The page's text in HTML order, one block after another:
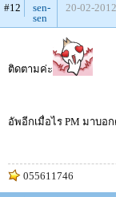
#12
sen-
sen
20-02-
ติดตามค่ะ
อัพอีกเมื่อไร PM มาบอ
055611746